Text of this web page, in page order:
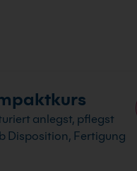
anlegst, pflegst
Disposition, Fertigung